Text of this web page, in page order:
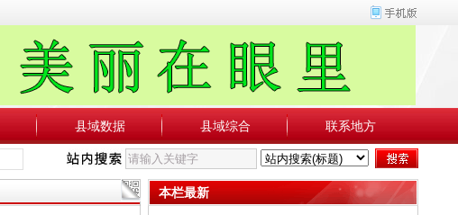
县域数据 县域综合 联系地方
本栏最新